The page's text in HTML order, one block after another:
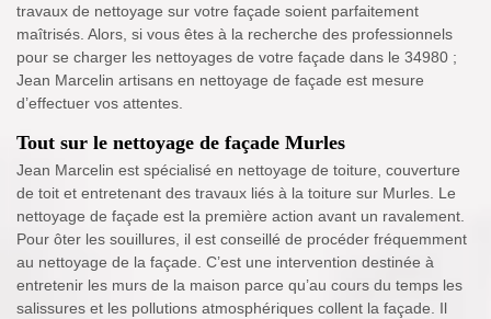
travaux de nettoyage sur votre façade soient parfaitement
maîtrisés. Alors, si vous êtes à la recherche des professionnels
pour se charger les nettoyages de votre façade dans le 34980 ;
Jean Marcelin artisans en nettoyage de façade est mesure
d’effectuer vos attentes.
Tout sur le nettoyage de façade Murles
Jean Marcelin est spécialisé en nettoyage de toiture, couverture
de toit et entretenant des travaux liés à la toiture sur Murles. Le
nettoyage de façade est la première action avant un ravalement.
Pour ôter les souillures, il est conseillé de procéder fréquemment
au nettoyage de la façade. C’est une intervention destinée à
entretenir les murs de la maison parce qu’au cours du temps les
salissures et les pollutions atmosphériques collent la façade. Il